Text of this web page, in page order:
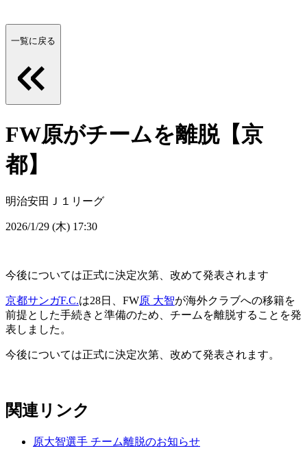
一覧に戻る
FW原がチームを離脱【京
都】
明治安田Ｊ１リーグ
2026/1/29 (木) 17:30
今後については正式に決定次第、改めて発表されます
京都サンガF.C.は28日、FW原 大智が海外クラブへの移籍を
前提とした手続きと準備のため、チームを離脱することを発
表しました。
今後については正式に決定次第、改めて発表されます。
関連リンク
原大智選手 チーム離脱のお知らせ